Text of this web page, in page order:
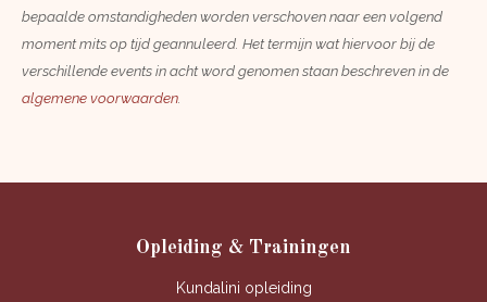
bepaalde omstandigheden worden verschoven naar een volgend
moment mits op tijd geannuleerd. Het termijn wat hiervoor bij de
verschillende events in acht word genomen staan beschreven in de
algemene voorwaarden
Opleiding & Trainingen
Kundalini opleiding